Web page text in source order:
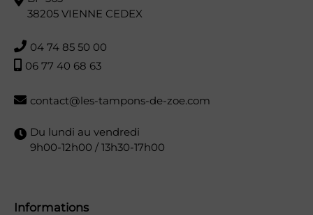
38205 VIENNE CEDEX
04 74 85 50 00
06 77 40 68 63
contact@les-tampons-de-zoe.com
Du lundi au vendredi
9h00-12h00 / 13h30-17h00
Informations